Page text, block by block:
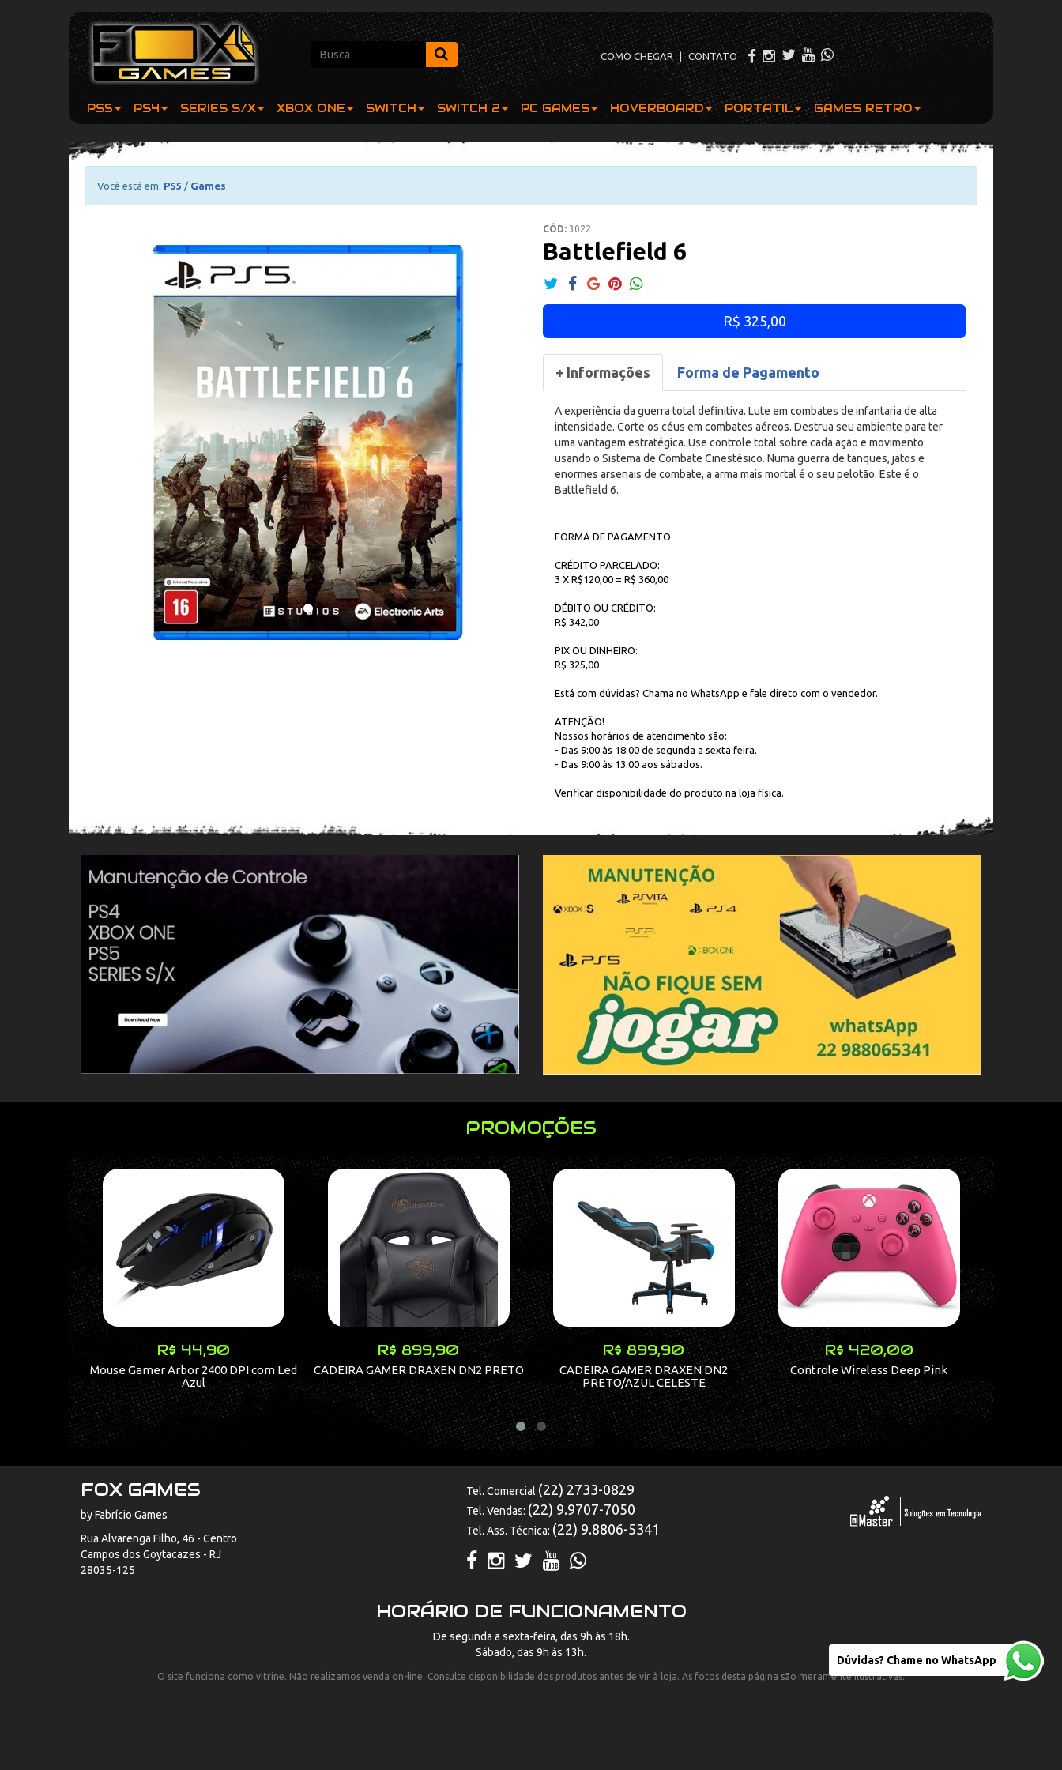
COMO CHEGAR | CONTATO
PS5 PS4 SERIES S/X XBOX ONE SWITCH SWITCH 2 PC GAMES HOVERBOARD PORTATIL GAMES RETRO
Você está em: PS5 / Games
CÓD: 3022
Battlefield 6
R$ 325,00
+ Informações Forma de Pagamento
A experiência da guerra total definitiva. Lute em combates de infantaria de alta
intensidade. Corte os céus em combates aéreos. Destrua seu ambiente para ter
uma vantagem estratégica. Use controle total sobre cada ação e movimento
usando o Sistema de Combate Cinestésico. Numa guerra de tanques, jatos e
enormes arsenais de combate, a arma mais mortal é o seu pelotão. Este é o
Battlefield 6.
FORMA DE PAGAMENTO
CRÉDITO PARCELADO:
3 X R$120,00 = R$ 360,00
DÉBITO OU CRÉDITO:
R$ 342,00
PIX OU DINHEIRO:
R$ 325,00
Está com dúvidas? Chama no WhatsApp e fale direto com o vendedor.
ATENÇÃO!
Nossos horários de atendimento são:
- Das 9:00 às 18:00 de segunda a sexta feira.
- Das 9:00 às 13:00 aos sábados.
Verificar disponibilidade do produto na loja física.
PROMOÇÕES
R$ 44,90
Mouse Gamer Arbor 2400 DPI com Led
Azul
R$ 899,90
CADEIRA GAMER DRAXEN DN2 PRETO
R$ 899,90
CADEIRA GAMER DRAXEN DN2
PRETO/AZUL CELESTE
R$ 420,00
Controle Wireless Deep Pink
FOX GAMES
by Fabrício Games
Rua Alvarenga Filho, 46 - Centro
Campos dos Goytacazes - RJ
28035-125
Tel. Comercial (22) 2733-0829
Tel. Vendas: (22) 9.9707-7050
Tel. Ass. Técnica: (22) 9.8806-5341
HORÁRIO DE FUNCIONAMENTO
De segunda a sexta-feira, das 9h às 18h.
Sábado, das 9h às 13h.
O site funciona como vitrine. Não realizamos venda on-line. Consulte disponibilidade dos produtos antes de vir à loja. As fotos desta página são meramente ilustrativas.
Dúvidas? Chame no WhatsApp